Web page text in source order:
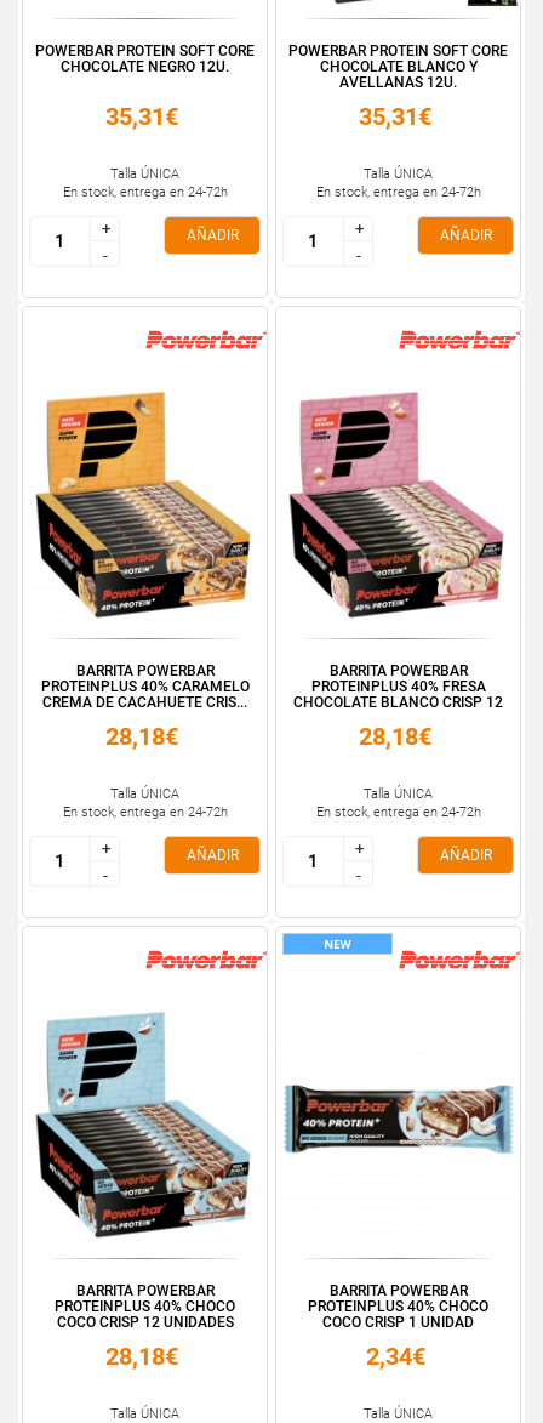
POWERBAR PROTEIN SOFT CORE
CHOCOLATE NEGRO 12U.
35,31€
Talla ÚNICA
En stock, entrega en 24-72h
+
-
+
-
AÑADIR
POWERBAR PROTEIN SOFT CORE
CHOCOLATE BLANCO Y
AVELLANAS 12U.
35,31€
Talla ÚNICA
En stock, entrega en 24-72h
+
-
+
-
AÑADIR
BARRITA POWERBAR
PROTEINPLUS 40% CARAMELO
CREMA DE CACAHUETE CRIS...
28,18€
Talla ÚNICA
En stock, entrega en 24-72h
+
-
+
-
AÑADIR
BARRITA POWERBAR
PROTEINPLUS 40% FRESA
CHOCOLATE BLANCO CRISP 12
28,18€
Talla ÚNICA
En stock, entrega en 24-72h
+
-
+
-
AÑADIR
BARRITA POWERBAR
PROTEINPLUS 40% CHOCO
COCO CRISP 12 UNIDADES
28,18€
Talla ÚNICA
BARRITA POWERBAR
PROTEINPLUS 40% CHOCO
COCO CRISP 1 UNIDAD
2,34€
Talla ÚNICA